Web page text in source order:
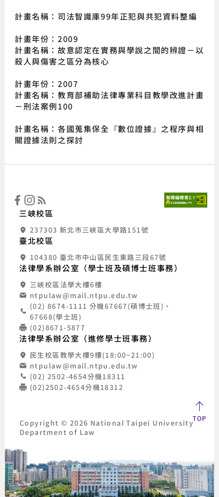
計畫名稱：司法智識庫99年正犯與共犯資料整編
計畫年份：2009
計畫名稱：故意認定在實務與學說之間的辨證－以
殺人與傷害之區分為核心
計畫年份：2007
計畫名稱：教育部補助法律專業科目教學改進計畫
－刑法案例100
計畫名稱：各國蒐集保全『數位證據』之程序與相
關證據法則之探討
三峽校區
237303 新北市三峽區大學路151號
臺北校區
104380 臺北市中山區民生東路三段67號
法律學系辦公室（學士班及碩博士班事務）
三峽校區法學大樓6樓
ntpulaw@mail.ntpu.edu.tw
(02) 8674-1111 分機67667(碩博士班)、
67668(學士班)
(02)8671-5877
法律學系辦公室（進修學士班事務）
民生校區教學大樓9樓(18:00~21:00)
ntpulaw@mail.ntpu.edu.tw
(02) 2502-4654分機18311
(02)2502-4654分機18312
Copyright © 2026 National Taipei University
Department of Law
TOP